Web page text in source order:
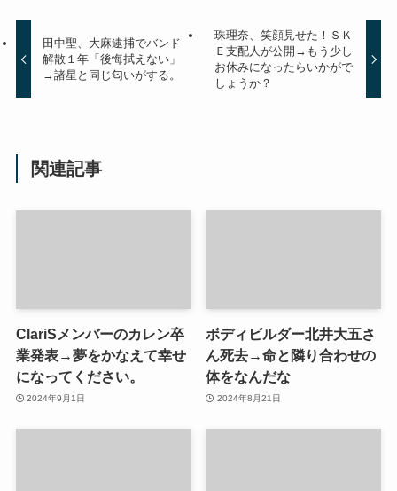
田中聖、大麻逮捕でバンド
解散１年「後悔拭えない」
→諸星と同じ匂いがする。
珠理奈、笑顔見せた！ＳＫ
Ｅ支配人が公開→もう少し
お休みになったらいかがで
しょうか？
関連記事
ClariSメンバーのカレン卒
業発表→夢をかなえて幸せ
になってください。
2024年9月1日
ボディビルダー北井大五さ
ん死去→命と隣り合わせの
体をなんだな
2024年8月21日